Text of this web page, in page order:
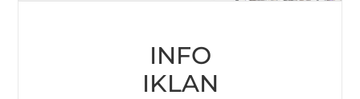
INFO
IKLAN